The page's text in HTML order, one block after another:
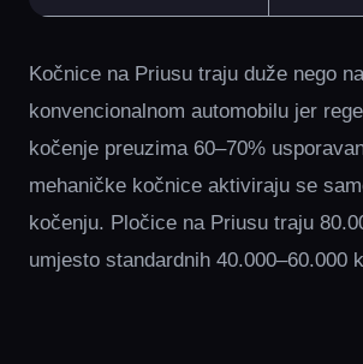
Kočnice na Priusu traju duže nego
konvencionalnom automobilu jer
kočenje preuzima 60–70%
mehaničke kočnice aktiviraju se
kočenju. Pločice na Priusu traju
umjesto standardnih 40.000–60.000